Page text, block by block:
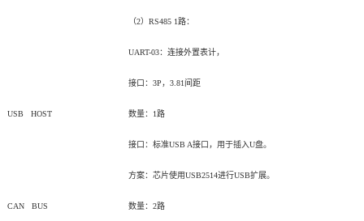
（2）RS485 1路：
UART-03：连接外置表计，
接口：3P，3.81间距
USB HOST 数量：1路
接口：标准USB A接口，用于插入U盘。
方案：芯片使用USB2514进行USB扩展。
CAN BUS 数量：2路